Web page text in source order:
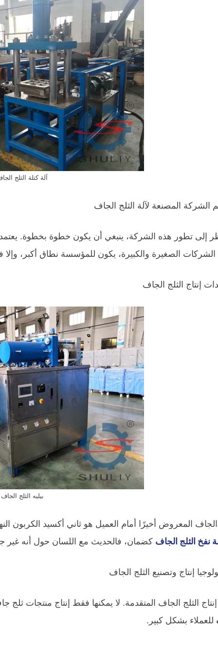
آلة كتلة الثلج
إلى تطور هذه الشركة، ينبغي أن يكون خطوة بخطوة.
الشركات الصغيرة والكبيرة، يكون للمؤسسة نطاق أكبر، وإلا
بيليه الثلج الجاف
الجاف المعروض أخيرًا أمام العميل هو ثاني أكسيد الكربون
نفخ الثلج الجاف كضمان، فالحديث مع اللسان حول أنه غير
إنتاج الثلج الجاف المتقدمة. لا يمكنها فقط إنتاج منتجات ثلج
للعملاء بشكل كبير.